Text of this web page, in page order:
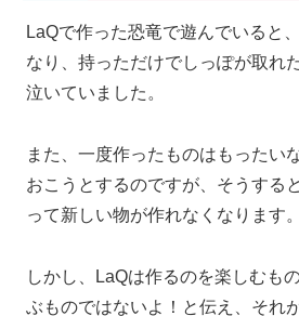
LaQで作った恐竜で遊んでいると
なり、持っただけでしっぽが取れ
泣いていました。
また、一度作ったものはもったい
おこうとするのですが、そうする
って新しい物が作れなくなります。
しかし、LaQは作るのを楽しむも
ぶものではないよ！と伝え、それ